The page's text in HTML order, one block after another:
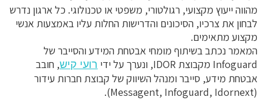
מהווה ייעוץ מקצועי, רגולטורי, משפטי או טכנולוגי. כל ארגון נדרש
לבחון את צרכיו, הסיכונים והדרישות החלות עליו באמצעות אנשי
מקצוע מתאימים.
המאמר נכתב בשיתוף מומחי אבטחת המידע והסייבר של
Infoguard מקבוצת IDOR, ונערך על ידי
רועי קיש, חובב
אבטחת מידע, סייבר ומנהל השיווק של קבוצת חברות עידור
(Messagent, Infoguard, Idornext).